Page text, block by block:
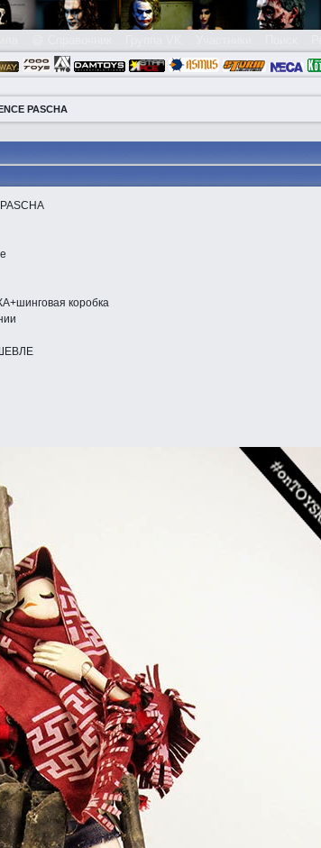
PASCHA
коробка